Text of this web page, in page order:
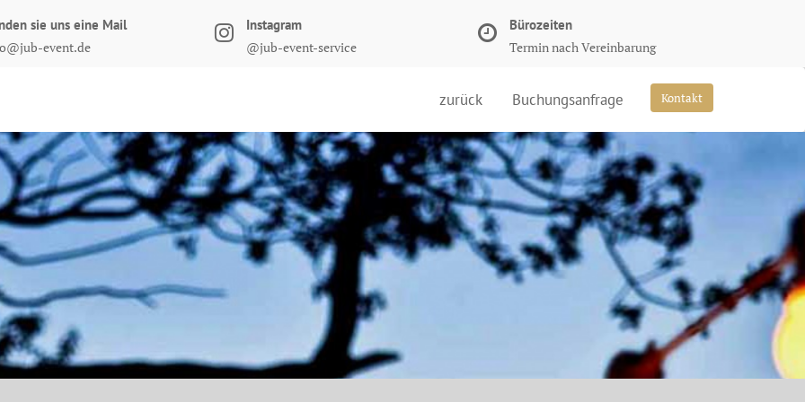
sie uns eine Mail
event.de
Instagram
@jub-event-service
Bürozeiten
Termin nach Vereinbarung
Kontakt
zurück Buchungsanfrage